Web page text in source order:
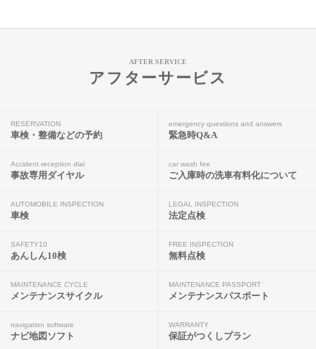
AFTER SERVICE
アフターサービス
RESERVATION
車検・整備などの予約
emergency questions and answers
緊急時Q&A
Accident reception dial
事故専用ダイヤル
car wash fee
ご入庫時の洗車有料化について
AUTOMOBILE INSPECTION
車検
LEGAL INSPECTION
法定点検
SAFETY10
あんしん10検
FREE INSPECTION
無料点検
MAINTENANCE CYCLE
メンテナンスサイクル
MAINTENANCE PASSPORT
メンテナンスパスポート
navigation software
ナビ地図ソフト
WARRANTY
保証がつくしプラン